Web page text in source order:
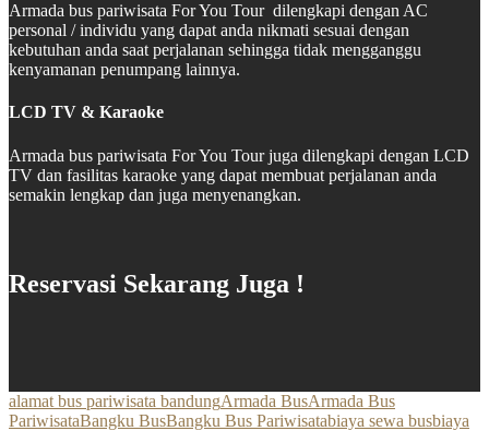
Armada bus pariwisata For You Tour dilengkapi dengan AC
personal / individu yang dapat anda nikmati sesuai dengan
kebutuhan anda saat perjalanan sehingga tidak mengganggu
kenyamanan penumpang lainnya.
LCD TV & Karaoke
Armada bus pariwisata For You Tour juga dilengkapi dengan LCD
TV dan fasilitas karaoke yang dapat membuat perjalanan anda
semakin lengkap dan juga menyenangkan.
Reservasi Sekarang Juga !
alamat bus pariwisata bandungArmada BusArmada Bus
PariwisataBangku BusBangku Bus Pariwisatabiaya sewa busbiaya